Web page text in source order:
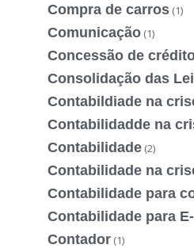
Compra de carros (1)
Comunicação (1)
Concessão de
Consolidação das
Contabildiade na
Contabilidadde na
Contabilidade (2)
Contabilidade na
Contabilidade para
Contabilidade para
Contador (1)